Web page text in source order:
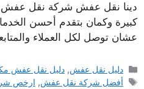
دينا نقل عفش شركة نقل عفش
كبيرة وكمان بتقدم أحسن
عشان توصل لكل العملاء
التصنيفات
دليل نقل عفش,دليل نقل عفش
الوسوم
أفضل شركة نقل عفش, ارخص